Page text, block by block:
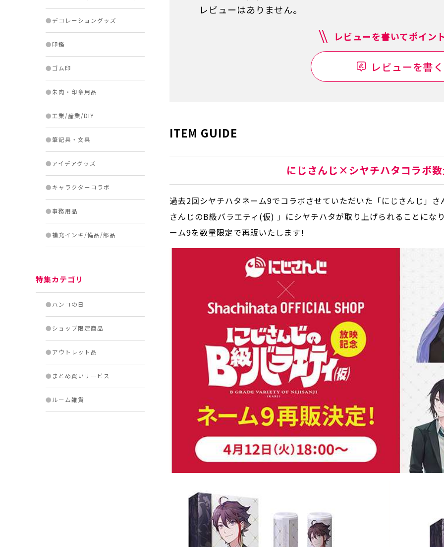
●デコレーショングッズ
●印鑑
●ゴム印
●朱肉・印章用品
●工業/産業/DIY
●筆記具・文具
●アイデアグッズ
●キャラクターコラボ
●事務用品
●補充インキ/備品/部品
特集カテゴリ
●ハンコの日
●ショップ限定商品
●アウトレット品
● まとめ買いサービス
●ルーム雑貨
レビューはありません。
レビューを書いてポイン
レビューを書く
ITEM GUIDE
にじさんじ×シヤチハタコラボ
過去2回シヤチハタネーム9でコラボさせていただいた「にじさんじ」
さんじのB級バラエティ(仮) 」にシヤチハタが取り上げられることに
ーム9を数量限定で再販いたします!